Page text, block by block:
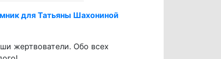
для Татьяны Шахониной
жертвователи. Обо всех